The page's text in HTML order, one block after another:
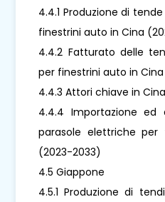
4.4.1 Produzione di
finestrini auto in Cina
4.4.2 Fatturato delle
per finestrini auto in
4.4.3 Attori chiave in Cina
4.4.4 Importazione ed
parasole elettriche
(2023-2033)
4.5 Giappone
4.5.1 Produzione di